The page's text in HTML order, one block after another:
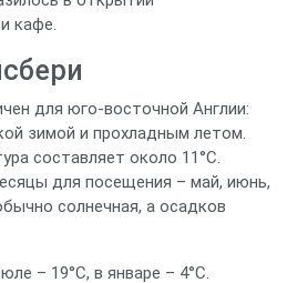
кафе.
для юго‑восточной Англии:
зимой и прохладным летом.
составляет около 11°C.
для посещения – май, июнь,
солнечная, а осадков
– 19°C, в январе – 4°C.